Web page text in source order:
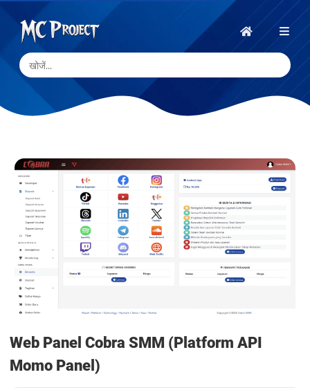
होम
Web Panel Cobra SMM (Platform API
Momo Panel)
Project
Official
Store
डिजिटल
स्टोर
और
फ्रीलांस